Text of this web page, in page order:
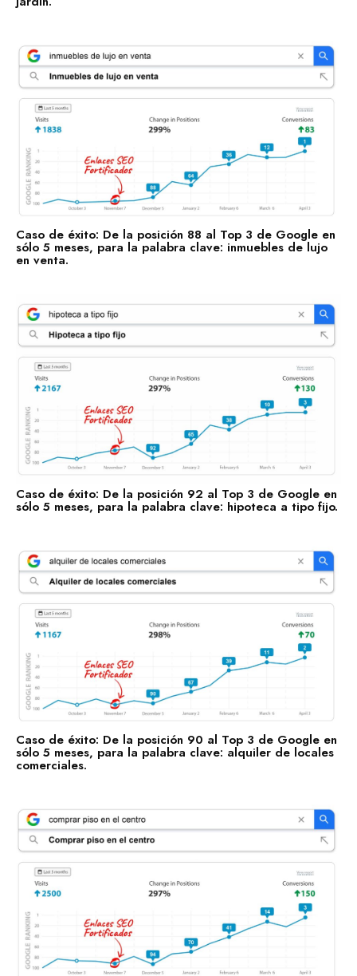
Educación
Recursos Humanos
Construcción
Bienes Raíces
Contabilidad
Consultoría de Gestión
Manufactura y Producción
Telecomunicaciones
Retail
Comunicación y Entretenimiento
Energía y Servicios Públicos
Alimentos y Bebidas
Transporte y Logística
Salud y Bienestar
Enlaces Fortificados es un servicio Premium de Agencia
SEO IDEALATAM.
Nosotros
Reserva tu Consultoría Gratuita
Marquemos tu Norte Juntos.
Hablemos por WhatsApp
Caso de éxito: De la posición 88 al Top 3 de Google en
sólo 5 meses, para la palabra clave: inmuebles de lujo
en venta.
Caso de éxito: De la posición 92 al Top 3 de Google en
sólo 5 meses, para la palabra clave: hipoteca a tipo fijo.
Caso de éxito: De la posición 90 al Top 3 de Google en
sólo 5 meses, para la palabra clave: alquiler de locales
comerciales.